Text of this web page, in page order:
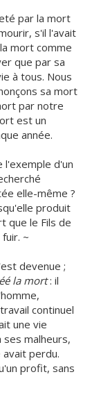
par la mort
s'il l'avait
mort comme
que par sa
à tous. Nous
sa mort
par notre
est un
année.
l'exemple d'un
elle-même ?
produit
que le Fils de
~
devenue ;
la mort: il
continuel
une vie
malheurs,
perdu.
profit, sans